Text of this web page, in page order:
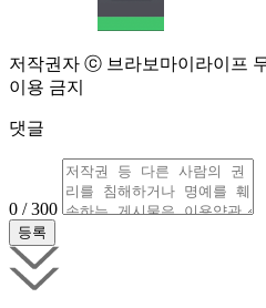
저작권자 ⓒ 브라보마이라이프
이용 금지
댓글
0 / 300